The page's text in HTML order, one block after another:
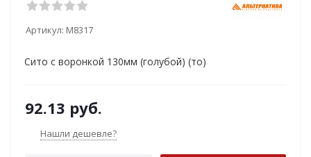
Артикул: М8317
Сито с воронкой 130мм (голубой) (то)
92.13 руб.
Нашли дешевле?